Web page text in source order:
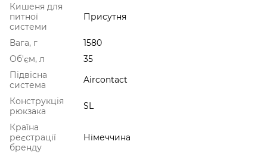
Кишеня для
питної
системи
Присутня
Вага, г
1580
Об'єм, л
35
Підвісна
система
Aircontact
Конструкція
рюкзака
SL
Країна
реєстрації
бренду
Німеччина